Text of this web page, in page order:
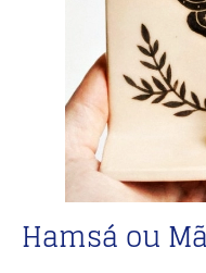
Hamsá ou